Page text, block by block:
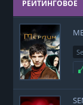
РЕЙТИНГОВОЕ